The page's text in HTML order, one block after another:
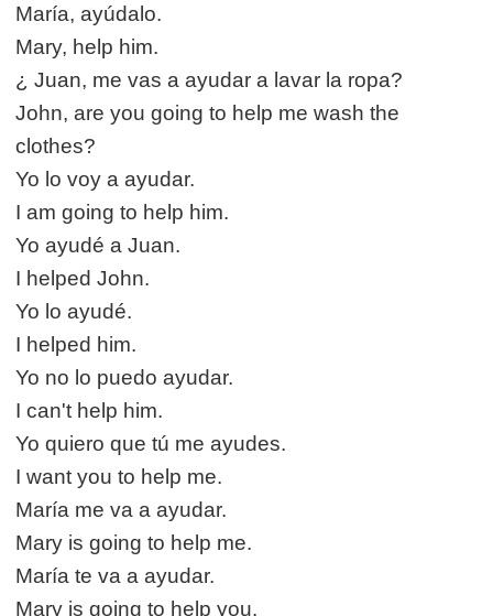
María, ayúdalo.
Mary, help him.
¿ Juan, me vas a ayudar a lavar la ropa?
John, are you going to help me wash the
clothes?
Yo lo voy a ayudar.
I am going to help him.
Yo ayudé a Juan.
I helped John.
Yo lo ayudé.
I helped him.
Yo no lo puedo ayudar.
I can't help him.
Yo quiero que tú me ayudes.
I want you to help me.
María me va a ayudar.
Mary is going to help me.
María te va a ayudar.
Mary is going to help you.